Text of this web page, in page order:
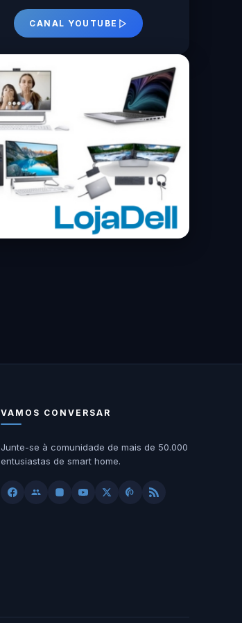
CANAL YOUTUBE
VAMOS CONVERSAR
Junte-se à comunidade de mais de 50.000
entusiastas de smart home.